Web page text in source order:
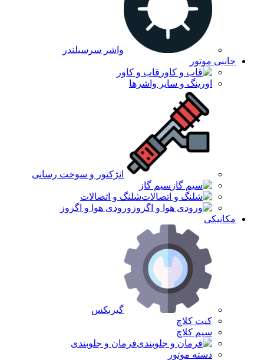
واشر سرسیلندر
جانبی موتور
قاب و کاور
اورینگ و سایر واشرها
انژکتور و سوخت رسانی
سیم گاز
شلنگ و اتصالات
ورودی هوا و اگزوز
مکانیکی
گیربکس
کیت کلاچ
سیم کلاچ
فرمان و جلوبندی
دسته موتور